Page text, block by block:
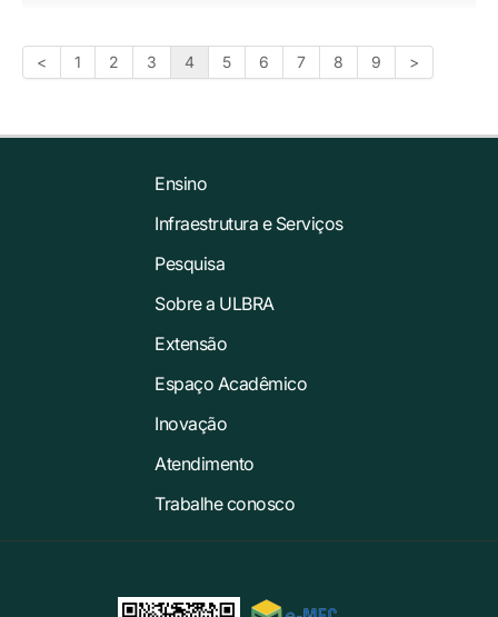
< 1 2 3 4 5 6 7 8 9 >
Ensino
Infraestrutura e Serviços
Pesquisa
Sobre a ULBRA
Extensão
Espaço Acadêmico
Inovação
Atendimento
Trabalhe conosco